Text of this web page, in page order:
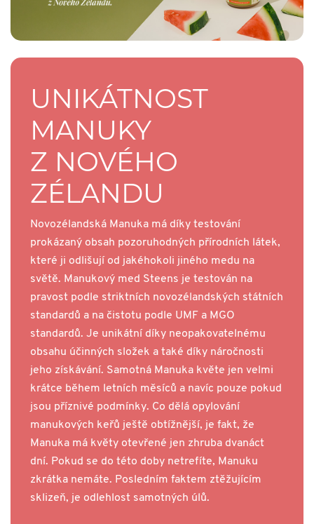
UNIKÁTNOST
MANUKY
Z NOVÉHO
ZÉLANDU
Novozélandská Manuka má díky testování
prokázaný obsah pozoruhodných přírodních látek,
které ji odlišují od jakéhokoli jiného medu na
světě. Manukový med Steens je testován na
pravost podle striktních novozélandských státních
standardů a na čistotu podle UMF a MGO
standardů. Je unikátní díky neopakovatelnému
obsahu účinných složek a také díky náročnosti
jeho získávání. Samotná Manuka květe jen velmi
krátce během letních měsíců a navíc pouze pokud
jsou příznivé podmínky. Co dělá opylování
manukových keřů ještě obtížnější, je fakt, že
Manuka má květy otevřené jen zhruba dvanáct
dní. Pokud se do této doby netrefíte, Manuku
zkrátka nemáte. Posledním faktem ztěžujícím
sklizeň, je odlehlost samotných úlů.